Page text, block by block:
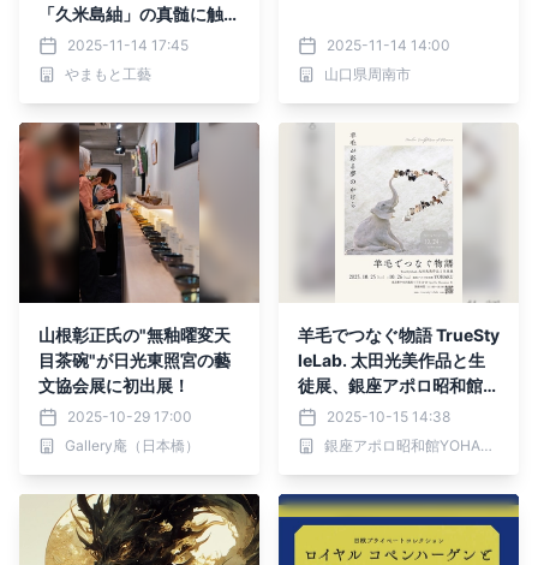
「久米島紬」の真髄に触れ
る3日間2025-11-14 17:45
やまもと工藝
2025-11-14 14:00
山口県周南市
山根彰正氏の"無釉曜変天
目茶碗"が日光東照宮の藝
文協会展に初出展！
2025-10-29 17:00
Gallery庵（日本橋）
羊毛でつなぐ物語 TrueSty
leLab. 太田光美作品と生
徒展、銀座アポロ昭和館Y
OHAKUにて開催
2025-10-15 14:38
銀座アポロ昭和館YOHAKU